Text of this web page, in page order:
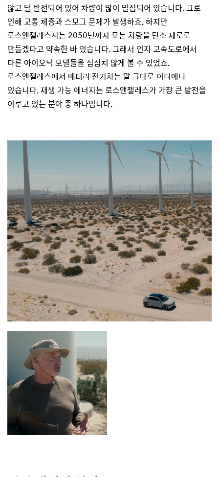
않고 덜 발전되어 있어 차량이 많이 밀집되어 있습니다. 그로
인해 교통 체증과 스모그 문제가 발생하죠. 하지만
로스앤젤레스시는 2050년까지 모든 차량을 탄소 제로로
만들겠다고 약속한 바 있습니다. 그래서 인지 고속도로에서
다른 아이오닉 모델들을 심심치 않게 볼 수 있었죠.
로스앤젤레스에서 배터리 전기차는 말 그대로 어디에나
있습니다. 재생 가능 에너지는 로스앤젤레스가 가장 큰 발전을
이루고 있는 분야 중 하나입니다.